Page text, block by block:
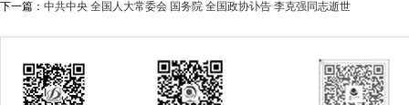
下一篇： 中共中央 全国人大常委会 国务院 全国政协讣告 李克强同志逝世